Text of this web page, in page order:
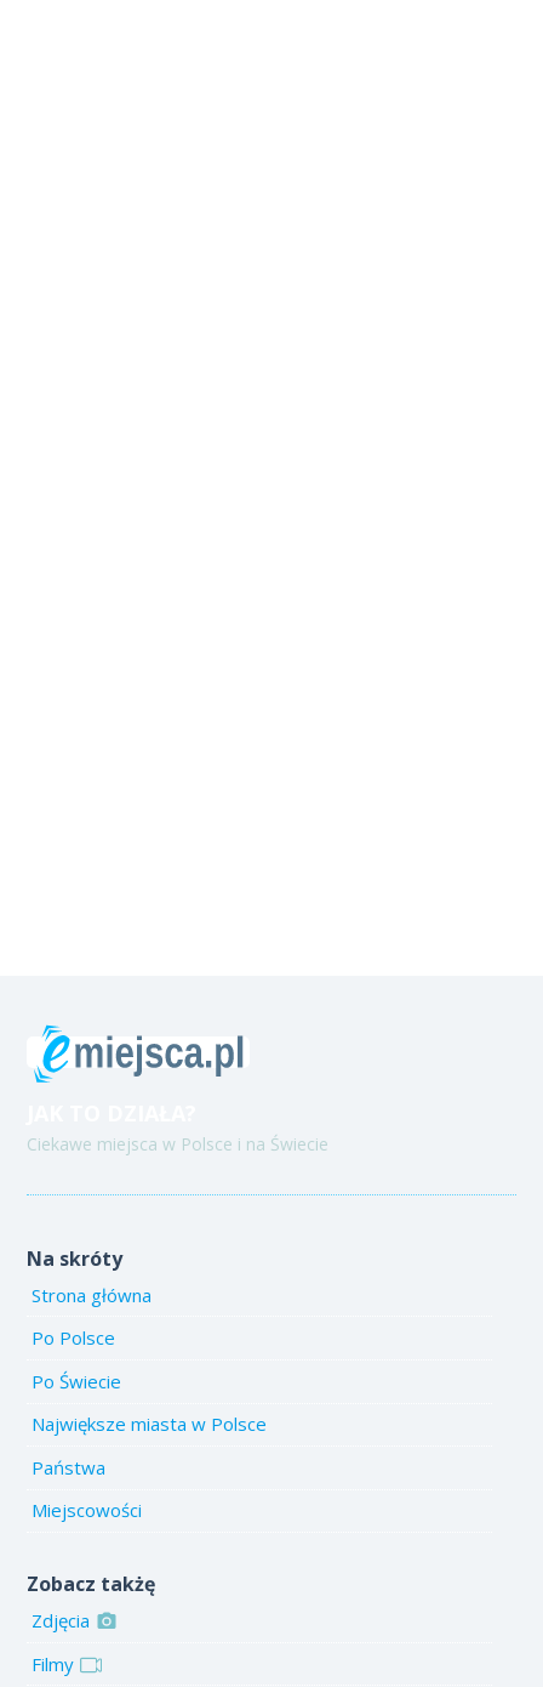
Ciekawe miejsca w Polsce i na Świecie
Na skróty
Strona główna
Po Polsce
Po Świecie
Największe miasta w Polsce
Państwa
Miejscowości
Zobacz takżę
Zdjęcia
Filmy